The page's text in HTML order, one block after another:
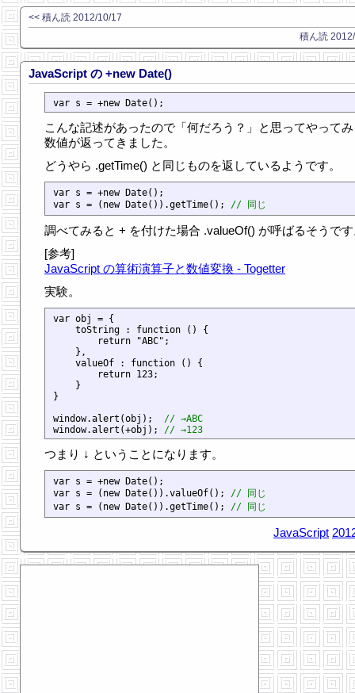
<< 積ん読 2012/10/17
積ん読
JavaScript の +new Date()
こんな記述があったので「何だろう？」と思ってやって
数値が返ってきました。
どうやら .getTime() と同じものを返しているようです。
var s = +new Date();
var s = (new Date()).getTime(); // 同じ
調べてみると + を付けた場合 .valueOf() が呼ばるそうで
[参考]
JavaScript の算術演算子と数値変換 - Togetter
実験。
var obj = {
    toString : function () {
        return "ABC";
    },
    valueOf : function () {
        return 123;
    }
}
window.alert(obj); // →ABC
window.alert(+obj); // →123
つまり ↓ ということになります。
var s = +new Date();
var s = (new Date()).valueOf(); // 同じ
var s = (new Date()).getTime(); // 同じ
JavaScript